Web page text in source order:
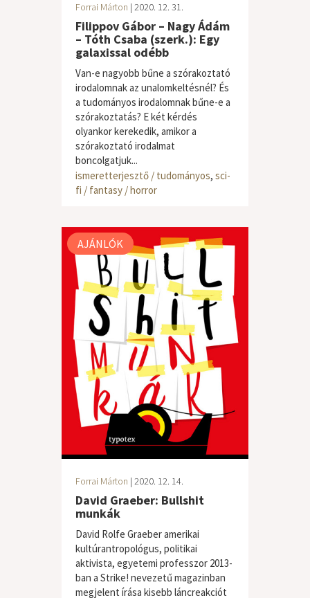
Forrai Márton | 2020. 12. 31.
Filippov Gábor – Nagy Ádám
– Tóth Csaba (szerk.): Egy
galaxissal odébb
Van-e nagyobb bűne a szórakoztató
irodalomnak az unalomkeltésnél? És
a tudományos irodalomnak bűne-e a
szórakoztatás? E két kérdés
olyankor kerekedik, amikor a
szórakoztató irodalmat
boncolgatjuk...
ismeretterjesztő / tudományos, sci-
fi / fantasy / horror
AJÁNLÓK
Forrai Márton | 2020. 12. 14.
David Graeber: Bullshit
munkák
David Rolfe Graeber amerikai
kultúrantropológus, politikai
aktivista, egyetemi professzor 2013-
ban a Strike! nevezetű magazinban
megjelent írása kisebb láncreakciót